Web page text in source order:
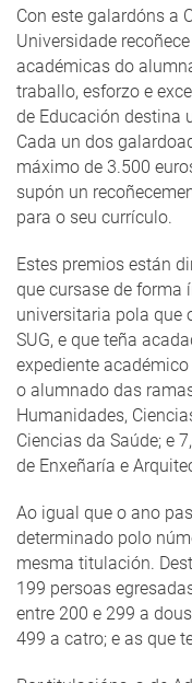
Con este galardóns a
Universidade
académicas do
traballo, esforzo e
de Educación destina
Cada un dos
máximo de 3.500
supón un
para o seu currículo.
Estes premios están
que cursase de forma
universitaria pola que
SUG, e que teña
expediente
o alumnado das
Humanidades,
Ciencias da Saúde; e
de Enxeñaría e
Ao igual que o ano
determinado polo
mesma titulación.
199 persoas
entre 200 e 299 a
499 a catro; e as que